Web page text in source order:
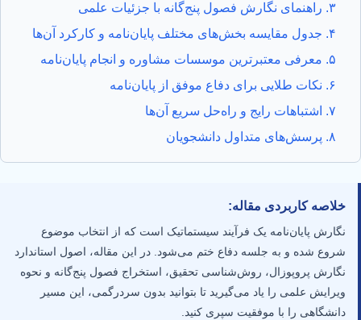
۳. راهنمای نگارش فصول پنج‌گانه با جزئیات علمی
۴. جدول مقایسه بخش‌های مختلف پایان‌نامه و کارکرد آن‌ها
۵. معرفی معتبرترین موسسات مشاوره و انجام پایان‌نامه
۶. نکات طلایی برای دفاع موفق از پایان‌نامه
۷. اشتباهات رایج و راه‌حل سریع آن‌ها
۸. پرسش‌های متداول دانشجویان
خلاصه کاربردی مقاله:
نگارش پایان‌نامه یک فرآیند سیستماتیک است که از انتخاب موضوع
شروع شده و به جلسه دفاع ختم می‌شود. در این مقاله، اصول استاندارد
نگارش پروپوزال، روش‌شناسی تحقیق، استخراج فصول پنج‌گانه و نحوه
ویرایش علمی را یاد می‌گیرید تا بتوانید بدون سردرگمی، این مسیر
دانشگاهی را با موفقیت سپری کنید.